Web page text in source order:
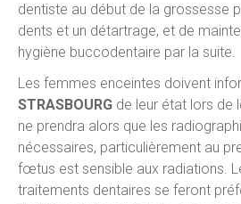
dentiste au début de la grossesse
dents et un détartrage, et de
hygiène buccodentaire par la suite.
Les femmes enceintes doivent
STRASBOURG de leur état lors de
ne prendra alors que les
nécessaires, particulièrement au
fœtus est sensible aux radiations.
traitements dentaires se feront